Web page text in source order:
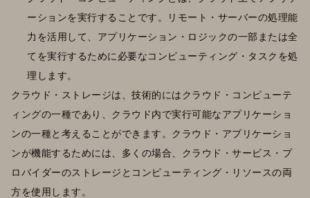
ーションを実行することです。リモート・サーバーの処理能
力を活用して、アプリケーション・ロジックの一部または全
てを実行するために必要なコンピューティング・タスクを処
理します。
クラウド・ストレージは、技術的にはクラウド・コンピューテ
ィングの一種であり、クラウド内で実行可能なアプリケーショ
ンの一種と考えることができます。クラウド・アプリケーショ
ンが機能するためには、多くの場合、クラウド・サービス・プ
ロバイダーのストレージとコンピューティング・リソースの両
方を使用します。